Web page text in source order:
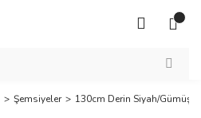
Şemsiyeler 130cm Derin Siyah/Gümüş